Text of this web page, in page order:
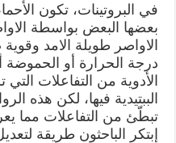
في البروتينات، تكون
بعضها البعض بواسطة
الاواصر طويلة الامد
درجة الحرارة أو الحموضة
الأدوية من التفاعلات
الببتيدية فيها، لكن هذه
تبطّئ من التفاعلات مما
إبتكر الباحثون طريقة